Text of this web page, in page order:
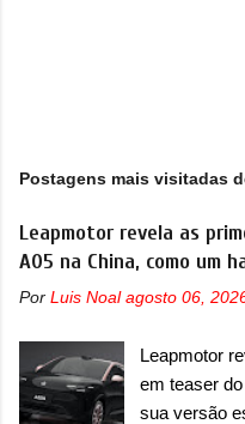
Postagens mais visitadas
Leapmotor revela as
A05 na China, como um
Por Luis Noal agosto 06,
Leapmotor
em teaser
sua versão